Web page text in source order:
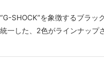
SHOCK”を象徴するブラッ
一した、2色がラインナップ